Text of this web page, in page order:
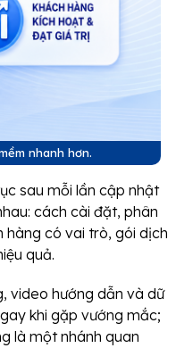
nhanh hơn.
sau mỗi lần cập nhật
cách cài đặt, phân
hàng có vai trò, gói dịch
quả.
video hướng dẫn và dữ
khi gặp vướng mắc;
là một nhánh quan